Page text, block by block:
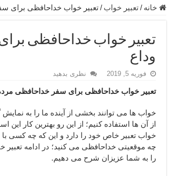
قوی برای جلوگیری از اندوه و غم دنیوی و اخروی
کردن طرف مقابل از راه دور
دعا برای رفع حوادث بد روزانه
ترین ذکرها برای برآوردن حاجات
برای گشایش مالی و برکت در کار
– حاجت روایی و رفع مشکلات
و برکات سوره تکاثر
انرژی بدن و قدرت بازو
خانه / تعبیر خواب / تعبیر خواب خداحافظی برای
تعبیر خواب خداحافظی
وداع
فوریه 5, 2019 نظری بدهید
تعبیر خواب خداحافظی برای سفر خداحافظی
خواب ها می توانند بخشی از آینده ما را به
از آن ها استفاده کنیم؛ از این رو بهترین کار
خواب تعبیر خاص خود را دارد و این که چه کسی
چه موقعیتی خداحافظی می کنید؛ در ادامه
را به شما عزیزان شرح می دهیم.